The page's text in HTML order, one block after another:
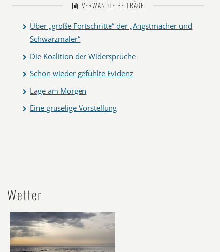
VERWANDTE BEITRÄGE
Über „große Fortschritte“ der „Angstmacher und
Schwarzmaler“
Die Koalition der Widersprüche
Schon wieder gefühlte Evidenz
Lage am Morgen
Eine gruselige Vorstellung
Wetter